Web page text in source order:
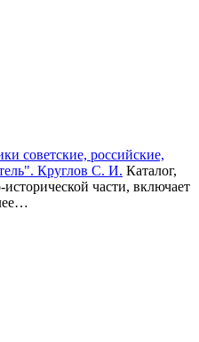
советские, российские,
Круглов С. И. Каталог,
части, включает